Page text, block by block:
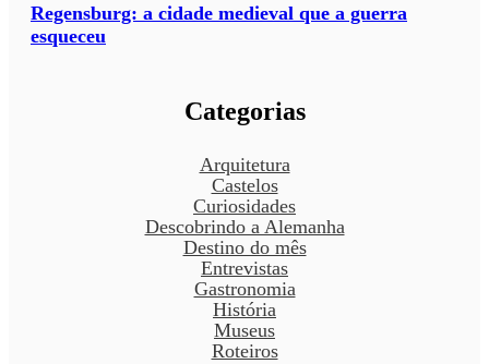
Regensburg: a cidade medieval que a guerra
esqueceu
Categorias
Arquitetura
Castelos
Curiosidades
Descobrindo a Alemanha
Destino do mês
Entrevistas
Gastronomia
História
Museus
Roteiros